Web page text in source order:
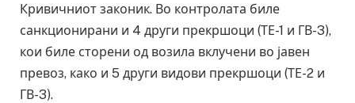
Кривичниот законик. Во контролата биле
санкционирани и 4 други прекршоци (ТЕ-1 и ГВ-3),
кои биле сторени од возила вклучени во јавен
превоз, како и 5 други видови прекршоци (ТЕ-2 и
ГВ-3).